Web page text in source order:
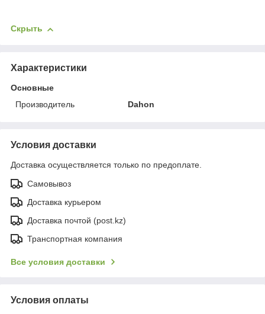
Скрыть
Характеристики
Основные
Производитель
Dahon
Условия доставки
Доставка осуществляется только по предоплате.
Самовывоз
Доставка курьером
Доставка почтой (post.kz)
Транспортная компания
Все условия доставки
Условия оплаты